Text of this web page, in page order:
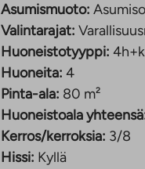
Asumismuoto:
Valintarajat:
Huoneistotyyppi:
Huoneita: 4
Pinta-ala: 80 m²
Huoneistoala
Kerros/kerroksia: 3/8
Hissi: Kyllä